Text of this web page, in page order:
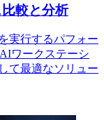
較と分析
実行するパフォー
ワークステーシ
て最適なソリュー